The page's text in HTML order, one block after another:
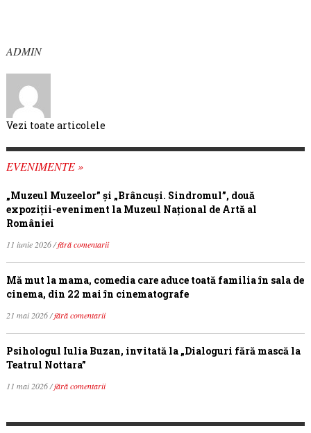
ADMIN
Vezi toate articolele
EVENIMENTE »
„Muzeul Muzeelor” și „Brâncuși. Sindromul”, două
expoziții-eveniment la Muzeul Național de Artă al
României
11 iunie 2026 /fără comentarii
Mă mut la mama, comedia care aduce toată familia în sala de
cinema, din 22 mai în cinematografe
21 mai 2026 /fără comentarii
Psihologul Iulia Buzan, invitată la „Dialoguri fără mască la
Teatrul Nottara”
11 mai 2026 /fără comentarii